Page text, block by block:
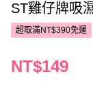
ST雞仔牌吸
超取滿NT$390免運
NT$149